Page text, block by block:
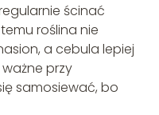
ścinać
roślina nie
a cebula lepiej
przy
samosiewać, bo